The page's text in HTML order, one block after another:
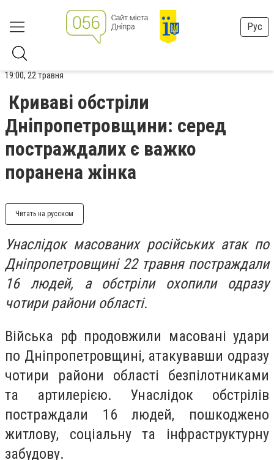
Рус
19:00, 22 травня
Криваві обстріли
Дніпропетровщини: серед
постраждалих є важко
поранена жінка
Читать на русском
Унаслідок масованих російських атак по
Дніпропетровщині 22 травня постраждали
16 людей, а обстріли охопили одразу
чотири райони області.
Війська рф продовжили масовані удари
по Дніпропетровщині, атакувавши одразу
чотири райони області безпілотниками
та артилерією. Унаслідок обстрілів
постраждали 16 людей, пошкоджено
житлову, соціальну та інфраструктурну
забудову.